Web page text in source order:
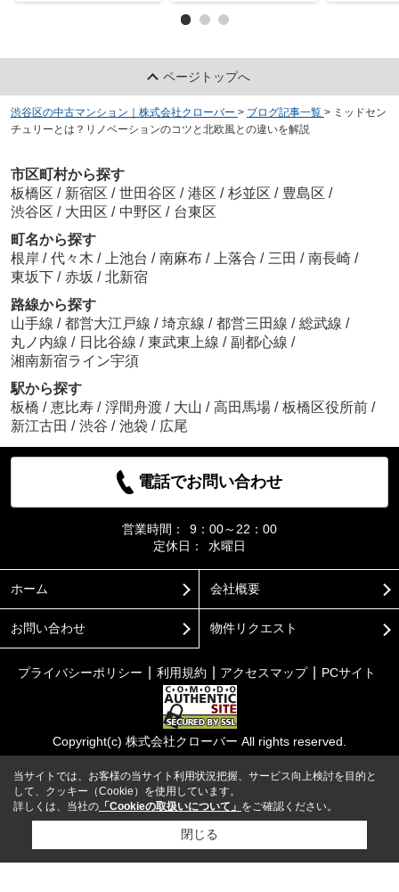
ページトップへ
渋谷区の中古マンション｜株式会社クローバー > ブログ記事一覧 > ミッドセン
チュリーとは？リノベーションのコツと北欧風との違いを解説
市区町村から探す
板橋区 / 新宿区 / 世田谷区 / 港区 / 杉並区 / 豊島区 /
渋谷区 / 大田区 / 中野区 / 台東区
町名から探す
根岸 / 代々木 / 上池台 / 南麻布 / 上落合 / 三田 / 南長崎 /
東坂下 / 赤坂 / 北新宿
路線から探す
山手線 / 都営大江戸線 / 埼京線 / 都営三田線 / 総武線 /
丸ノ内線 / 日比谷線 / 東武東上線 / 副都心線 /
湘南新宿ライン宇須
駅から探す
板橋 / 恵比寿 / 浮間舟渡 / 大山 / 高田馬場 / 板橋区役所前 /
新江古田 / 渋谷 / 池袋 / 広尾
電話でお問い合わせ
営業時間：
9：00～22：00
定休日：
水曜日
ホーム 会社概要
お問い合わせ 物件リクエスト
プライバシーポリシー 利用規約 アクセスマップ PCサイト
Copyright(c) 株式会社クローバー All rights reserved.
当サイトでは、お客様の当サイト利用状況把握、サービス向上検討を目的と
して、クッキー（Cookie）を使用しています。
詳しくは、当社の 「Cookieの取扱いについて」 をご確認ください。
閉じる